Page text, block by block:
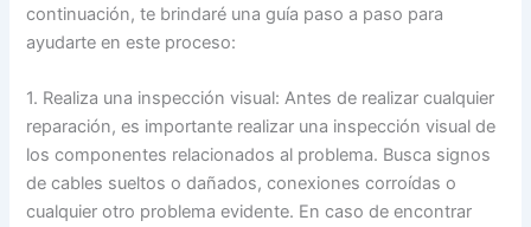
continuación, te brindaré una guía paso a paso para
ayudarte en este proceso:
1. Realiza una inspección visual: Antes de realizar cualquier
reparación, es importante realizar una inspección visual de
los componentes relacionados al problema. Busca signos
de cables sueltos o dañados, conexiones corroídas o
cualquier otro problema evidente. En caso de encontrar